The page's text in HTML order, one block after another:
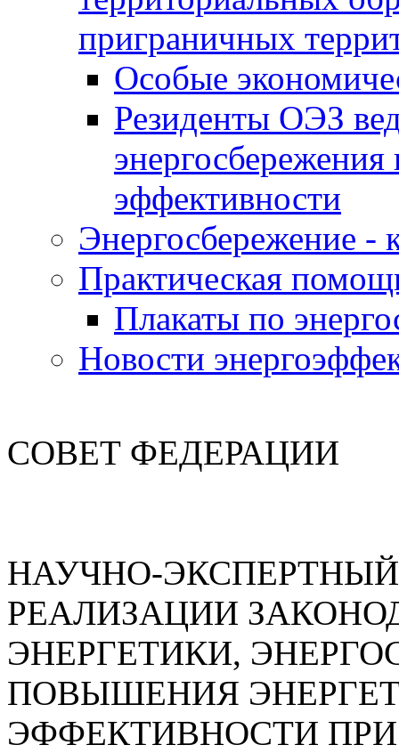
приграничных
Особые
Резиденты ОЭЗ
эффективности
Энергосбережение -
Практическая
Плакаты по
Новости
СОВЕТ ФЕДЕРАЦИИ
НАУЧНО-
РЕАЛИЗАЦИИ
ЭНЕРГЕТИКИ,
ПОВЫШЕНИЯ
ЭФФЕКТИВНОСТИ